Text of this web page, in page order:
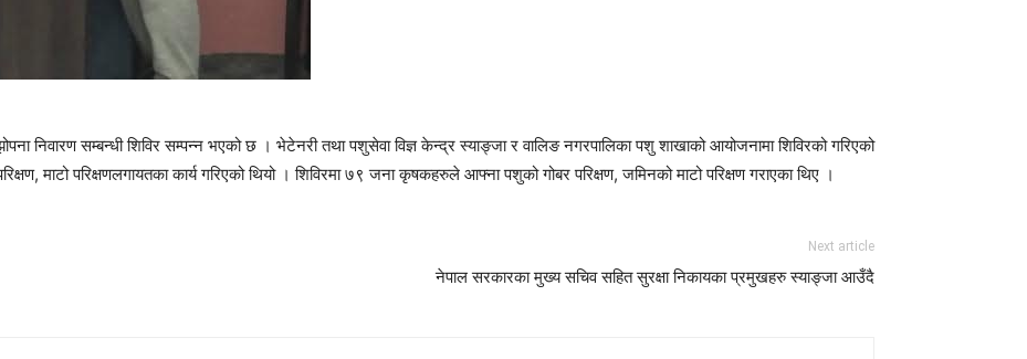
निवारण सम्बन्धी शिविर सम्पन्न भएको छ । भेटेनरी तथा पशुसेवा विज्ञ केन्द्र स्याङ्जा र वालिङ नगरपालिका पशु शाखाको आयोजनामा शिविरको गरिएको
माटो परिक्षणलगायतका कार्य गरिएको थियो । शिविरमा ७९ जना कृषकहरुले आफ्ना पशुको गोबर परिक्षण, जमिनको माटो परिक्षण गराएका थिए ।
Next article
नेपाल सरकारका मुख्य सचिव सहित सुरक्षा निकायका प्रमुखहरु स्याङ्जा आउँदै